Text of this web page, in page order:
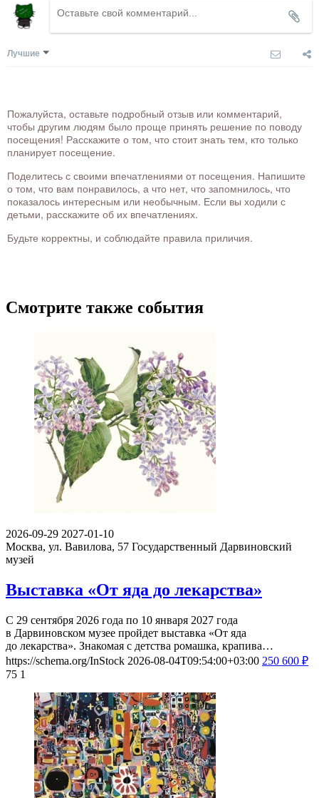
Лучшие
Пожалуйста, оставьте подробный отзыв или комментарий,
чтобы другим людям было проще принять решение по поводу
посещения! Расскажите о том, что стоит знать тем, кто только
планирует посещение.
Поделитесь с своими впечатлениями от посещения. Напишите
о том, что вам понравилось, а что нет, что запомнилось, что
показалось интересным или необычным. Если вы ходили с
детьми, расскажите об их впечатлениях.
Будьте корректны, и соблюдайте правила приличия.
Смотрите также события
2026-09-29 2027-01-10
Москва, ул. Вавилова, 57 Государственный Дарвиновский
музей
Выставка «От яда до лекарства»
С 29 сентября 2026 года по 10 января 2027 года
в Дарвиновском музее пройдет выставка «От яда
до лекарства». Знакомая с детства ромашка, крапива…
https://schema.org/InStock 2026-08-04T09:54:00+03:00 250 600 ₽
75 1